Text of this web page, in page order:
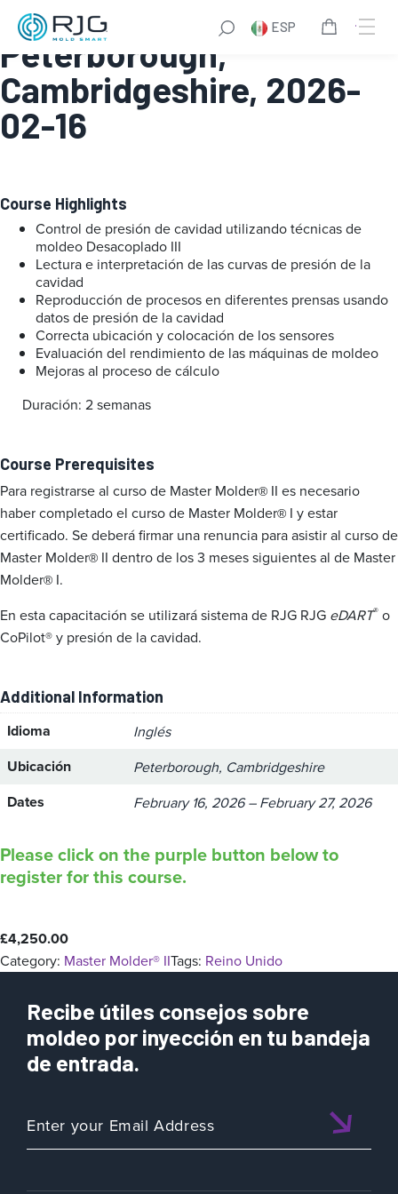
ESP
Master Molder® II:
Peterborough,
Cambridgeshire, 2026-
02-16
Course Highlights
Control de presión de cavidad utilizando técnicas de
moldeo Desacoplado III
Lectura e interpretación de las curvas de presión de la
cavidad
Reproducción de procesos en diferentes prensas usando
datos de presión de la cavidad
Correcta ubicación y colocación de los sensores
Evaluación del rendimiento de las máquinas de moldeo
Mejoras al proceso de cálculo
Duración: 2 semanas
Course Prerequisites
Para registrarse al curso de Master Molder® II es necesario
haber completado el curso de Master Molder® I y estar
certificado. Se deberá firmar una renuncia para asistir al curso de
Master Molder® II dentro de los 3 meses siguientes al de Master
Molder® I.
En esta capacitación se utilizará sistema de RJG RJG eDART® o
CoPilot® y presión de la cavidad.
Additional Information
Idioma Inglés
Ubicación Peterborough, Cambridgeshire
Dates February 16, 2026 – February 27, 2026
Please click on the purple button below to
register for this course.
£4,250.00
Category: Master Molder® IITags: Reino Unido
Recibe útiles consejos sobre
moldeo por inyección en tu bandeja
de entrada.